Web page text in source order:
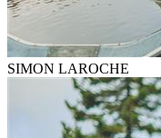
SIMON LAROCHE